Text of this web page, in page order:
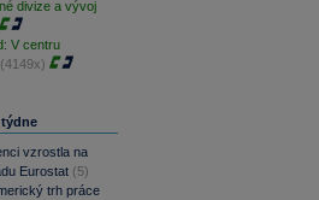
divize a vývoj
V centru
(4149x)
vzrostla na
Eurostat (5)
trh práce